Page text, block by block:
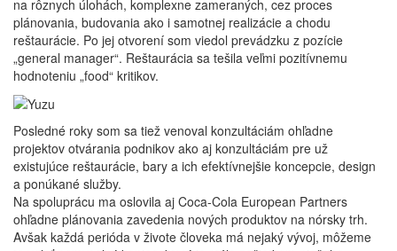
na rôznych úlohách, komplexne zameraných, cez proces
plánovania, budovania ako i samotnej realizácie a chodu
reštaurácie. Po jej otvorení som viedol prevádzku z pozície
„general manager“. Reštaurácia sa tešila veľmi pozitívnemu
hodnoteniu „food“ kritikov.
Posledné roky som sa tiež venoval konzultáciám ohľadne
projektov otvárania podnikov ako aj konzultáciám pre už
existujúce reštaurácie, bary a ich efektívnejšie koncepcie, design
a ponúkané služby.
Na spoluprácu ma oslovila aj Coca-Cola European Partners
ohľadne plánovania zavedenia nových produktov na nórsky trh.
Avšak každá perióda v živote človeka má nejaký vývoj, môžeme